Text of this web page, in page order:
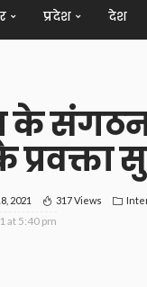
प्रदेश देश
के
2021 317 Views
at 5:40 pm